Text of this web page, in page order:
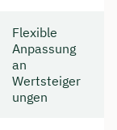
Flexible
Anpassung
an
Wertsteiger
ungen